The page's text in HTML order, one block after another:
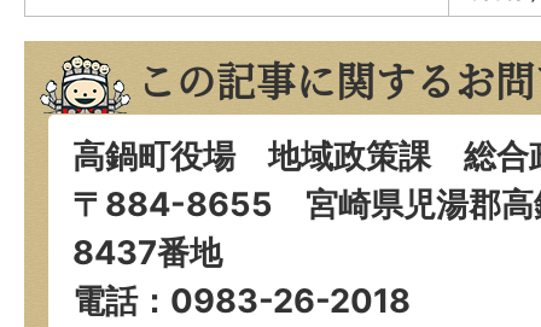
この記事に関するお
高鍋町役場 地域政策課 総合
〒884-8655 宮崎県児湯郡高
8437番地
電話：0983-26-2018